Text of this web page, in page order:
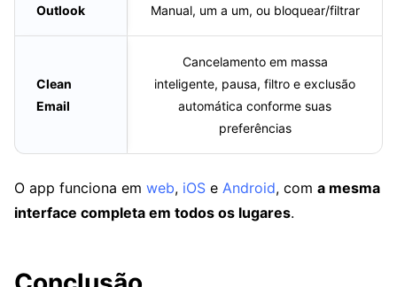
Outlook Manual, um a um, ou bloquear/filtrar
Clean
Email
Cancelamento em massa
inteligente, pausa, filtro e exclusão
automática conforme suas
preferências
O app funciona em web, iOS e Android, com a mesma
interface completa em todos os lugares.